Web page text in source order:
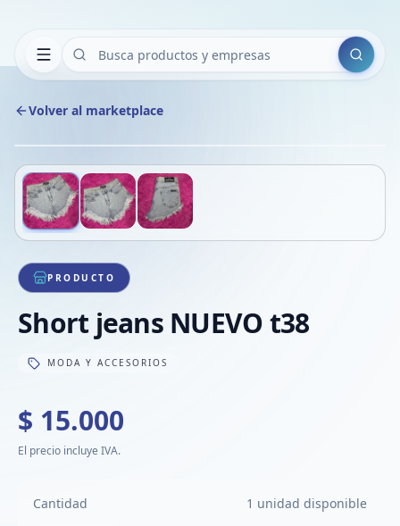
Buscar
Volver al marketplace
1/3
PRODUCTO
Short jeans NUEVO t38
MODA Y ACCESORIOS
$ 15.000
El precio incluye IVA.
Cantidad 1 unidad disponible